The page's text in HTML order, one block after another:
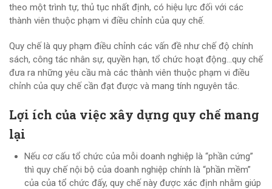
theo một trình tự, thủ tục nhất định, có hiệu lực đối với các
thành viên thuộc phạm vi điều chỉnh của quy chế.
Quy chế là quy phạm điều chỉnh các vấn đề như chế độ chính
sách, công tác nhân sự, quyền hạn, tổ chức hoạt động…quy chế
đưa ra những yêu cầu mà các thành viên thuộc phạm vi điều
chỉnh của quy chế cần đạt được và mang tính nguyên tắc.
Lợi ích của việc xây dựng quy chế mang
lại
Nếu cơ cấu tổ chức của mỗi doanh nghiệp là “phần cứng”
thì quy chế nội bộ của doanh nghiệp chính là “phần mềm”
của của tổ chức đấy, quy chế này được xác định nhằm giúp